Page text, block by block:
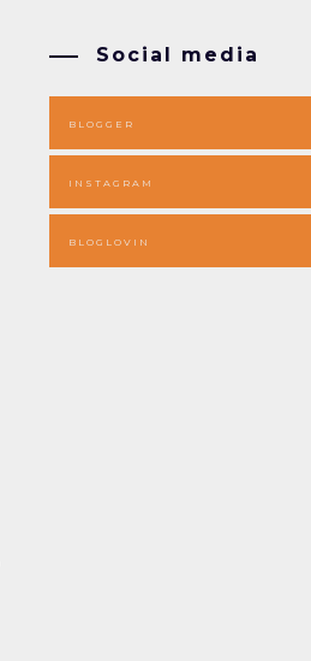
Social media
BLOGGER
INSTAGRAM
BLOGLOVIN